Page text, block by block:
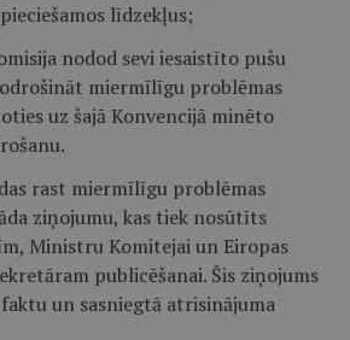
līdzekļus;
nodod sevi iesaistīto pušu
miermīlīgu problēmas
uz šajā Konvencijā minēto
rast miermīlīgu problēmas
ziņojumu, kas tiek nosūtīts
Ministru Komitejai un Eiropas
publicēšanai. Šis ziņojums
un sasniegtā atrisinājuma